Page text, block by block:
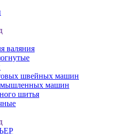
валяния
швейных машин
машин
шитья